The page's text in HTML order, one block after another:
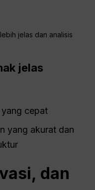
jelas dan analisis
jelas
cepat
yang akurat dan
dan